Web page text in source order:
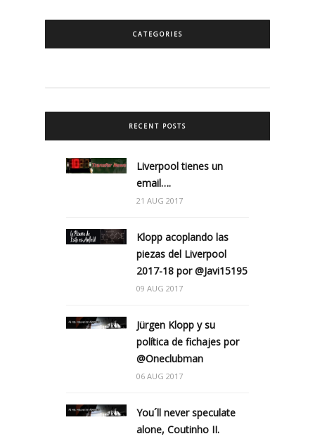
CATEGORIES
RECENT POSTS
Liverpool tienes un
email….
21 AUG 2017
Klopp acoplando las
piezas del Liverpool
2017-18 por @Javi15195
09 AUG 2017
Jürgen Klopp y su
política de fichajes por
@Oneclubman
06 AUG 2017
You´ll never speculate
alone, Coutinho II.